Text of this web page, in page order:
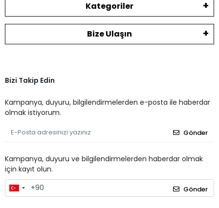
Kategoriler
Bize Ulaşın
Bizi Takip Edin
Kampanya, duyuru, bilgilendirmelerden e-posta ile haberdar
olmak istiyorum.
Gönder
Kampanya, duyuru ve bilgilendirmelerden haberdar olmak
için kayıt olun.
Gönder